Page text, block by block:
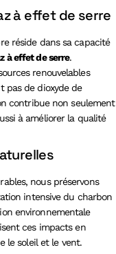
à effet de serre
réside dans sa capacité
à effet de serre.
renouvelables
pas de dioxyde de
contribue non seulement
à améliorer la qualité
nous préservons
intensive du charbon
environnementale
ces impacts en
le soleil et le vent.